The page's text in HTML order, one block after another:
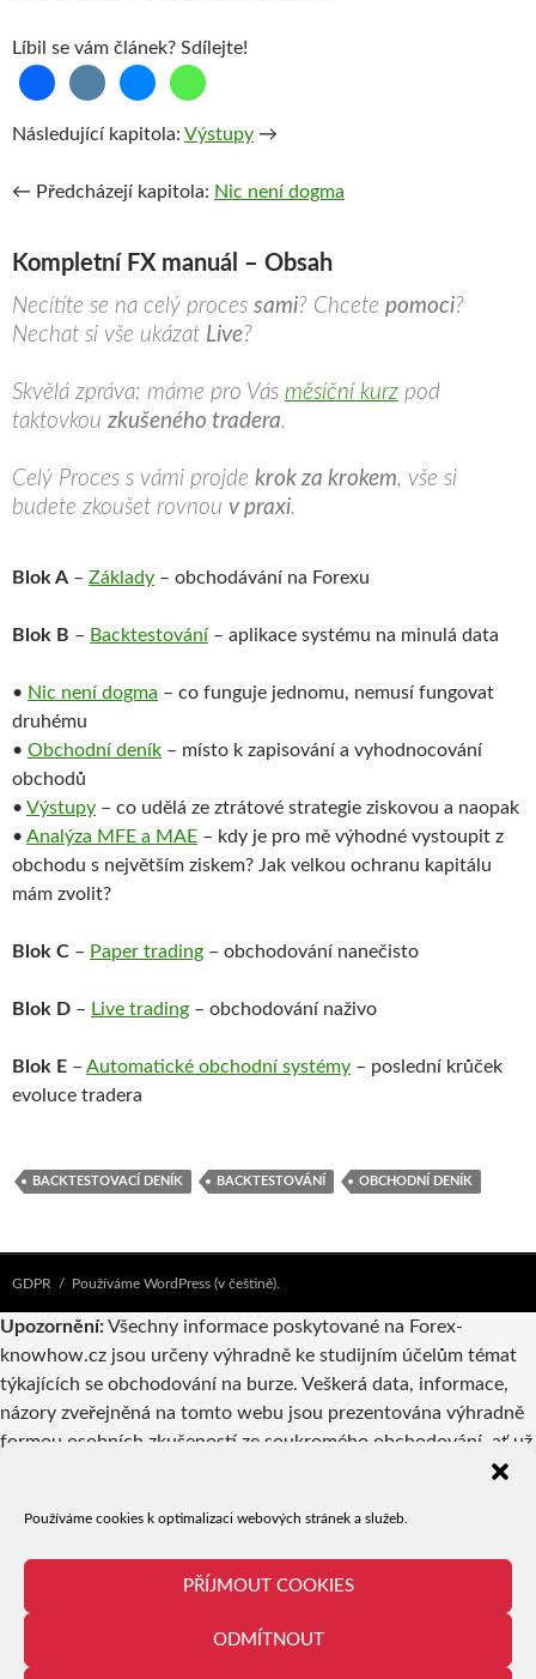
Líbil se vám článek? Sdílejte!
Následující kapitola: Výstupy →
← Předcházejí kapitola: Nic není dogma
Kompletní FX manuál – Obsah
Necítíte se na celý proces sami? Chcete pomoci?
Nechat si vše ukázat Live?
Skvělá zpráva: máme pro Vás měsíční kurz pod
taktovkou zkušeného tradera.
Celý Proces s vámi projde krok za krokem, vše si
budete zkoušet rovnou v praxi.
Blok A – Základy – obchodávání na Forexu
Blok B – Backtestování – aplikace systému na minulá data
• Nic není dogma – co funguje jednomu, nemusí fungovat
druhému
• Obchodní deník – místo k zapisování a vyhodnocování
obchodů
• Výstupy – co udělá ze ztrátové strategie ziskovou a naopak
• Analýza MFE a MAE – kdy je pro mě výhodné vystoupit z
obchodu s největším ziskem? Jak velkou ochranu kapitálu
mám zvolit?
Blok C – Paper trading – obchodování nanečisto
Blok D – Live trading – obchodování naživo
Blok E – Automatické obchodní systémy – poslední krůček
evoluce tradera
BACKTESTOVACÍ DENÍK BACKTESTOVÁNÍ OBCHODNÍ DENÍK
GDPR Používáme WordPress (v češtině).
Upozornění:Všechny informace poskytované na Forex-
knowhow.cz jsou určeny výhradně ke studijním účelům témat
týkajících se obchodování na burze. Veškerá data, informace,
názory zveřejněná na tomto webu jsou prezentována výhradně
formou osobních zkušeností ze soukromého obchodování, ať už
produkty či obchodní příležitosti, nelze to v žádném případě
považovat za reklamu či doporučení a jejich případné využití je
tedy výhradně věcí odpovědnosti a uvážení uživatele.
Provozovatel serveru ani jednotliví autoři nejsou registrovanými
brokery či investičním poradcem ani makléřem. Obchodování je
spojeno s velice vysokou mírou rizika a proto není vhodné pro
Používáme cookies k optimalizaci webových stránek a služeb.
PŘÍJMOUT COOKIES
ODMÍTNOUT